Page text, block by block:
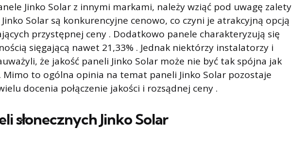
Jinko Solar z innymi markami, należy wziąć pod uwagę zalety
Solar są konkurencyjne cenowo, co czyni je atrakcyjną opcją
przystępnej ceny . Dodatkowo panele charakteryzują się
sięgającą nawet 21,33% . Jednak niektórzy instalatorzy i
że jakość paneli Jinko Solar może nie być tak spójna jak
Mimo to ogólna opinia na temat paneli Jinko Solar pozostaje
docenia połączenie jakości i rozsądnej ceny .
słonecznych Jinko Solar